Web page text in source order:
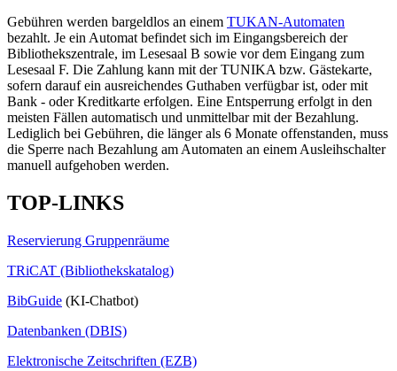
Gebühren werden bargeldlos an einem TUKAN-Automaten
bezahlt. Je ein Automat befindet sich im Eingangsbereich der
Bibliothekszentrale, im Lesesaal B sowie vor dem Eingang zum
Lesesaal F. Die Zahlung kann mit der TUNIKA bzw. Gästekarte,
sofern darauf ein ausreichendes Guthaben verfügbar ist, oder mit
Bank - oder Kreditkarte erfolgen. Eine Entsperrung erfolgt in den
meisten Fällen automatisch und unmittelbar mit der Bezahlung.
Lediglich bei Gebühren, die länger als 6 Monate offenstanden, muss
die Sperre nach Bezahlung am Automaten an einem Ausleihschalter
manuell aufgehoben werden.
TOP-LINKS
Reservierung Gruppenräume
TRiCAT (Bibliothekskatalog)
BibGuide (KI-Chatbot)
Datenbanken (DBIS)
Elektronische Zeitschriften (EZB)